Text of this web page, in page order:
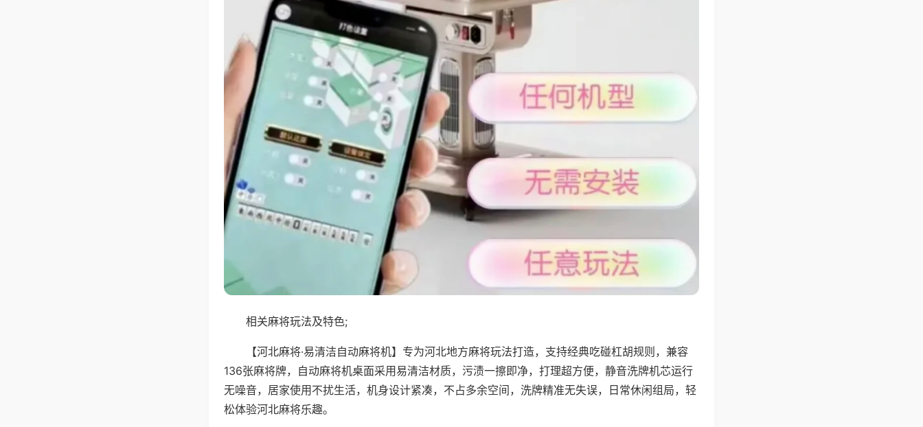
相关麻将玩法及特色;
【河北麻将·易清洁自动麻将机】专为河北地方麻将玩法打造，支持经典吃碰杠胡规则，兼容
136张麻将牌，自动麻将机桌面采用易清洁材质，污渍一擦即净，打理超方便，静音洗牌机芯运行
无噪音，居家使用不扰生活，机身设计紧凑，不占多余空间，洗牌精准无失误，日常休闲组局，轻
松体验河北麻将乐趣。